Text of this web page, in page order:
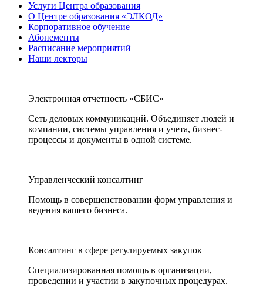
Услуги Центра образования
О Центре образования «ЭЛКОД»
Корпоративное обучение
Абонементы
Расписание мероприятий
Наши лекторы
Электронная отчетность «СБИС»
Сеть деловых коммуникаций. Объединяет людей и
компании, системы управления и учета, бизнес-
процессы и документы в одной системе.
Управленческий консалтинг
Помощь в совершенствовании форм управления и
ведения вашего бизнеса.
Консалтинг в сфере регулируемых закупок
Специализированная помощь в организации,
проведении и участии в закупочных процедурах.